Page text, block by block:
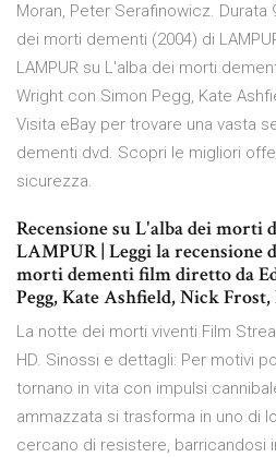
Moran, Peter Serafinowicz. Durata
dei morti dementi (2004) di
LAMPUR su L'alba dei morti
Wright con Simon Pegg, Kate
Visita eBay per trovare una vasta
dementi dvd. Scopri le migliori
sicurezza.
Recensione su L'alba dei morti
LAMPUR | Leggi la recensione
morti dementi film diretto da
Pegg, Kate Ashfield, Nick
La notte dei morti viventi Film
HD. Sinossi e dettagli: Per motivi
tornano in vita con impulsi
ammazzata si trasforma in uno di
cercano di resistere, barricandosi